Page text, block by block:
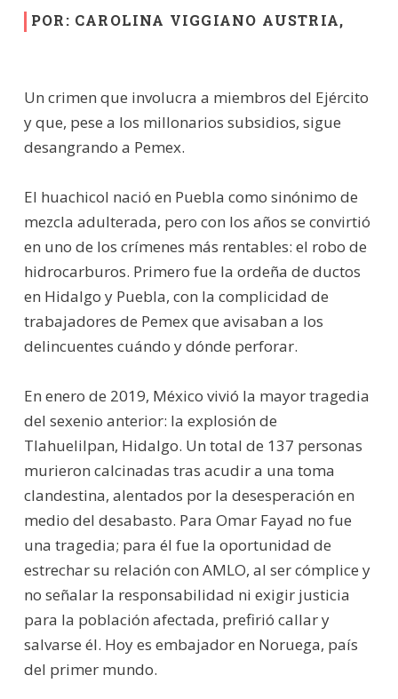
POR: CAROLINA VIGGIANO AUSTRIA,
Un crimen que involucra a miembros del Ejército
y que, pese a los millonarios subsidios, sigue
desangrando a Pemex.
El huachicol nació en Puebla como sinónimo de
mezcla adulterada, pero con los años se convirtió
en uno de los crímenes más rentables: el robo de
hidrocarburos. Primero fue la ordeña de ductos
en Hidalgo y Puebla, con la complicidad de
trabajadores de Pemex que avisaban a los
delincuentes cuándo y dónde perforar.
En enero de 2019, México vivió la mayor tragedia
del sexenio anterior: la explosión de
Tlahuelilpan, Hidalgo. Un total de 137 personas
murieron calcinadas tras acudir a una toma
clandestina, alentados por la desesperación en
medio del desabasto. Para Omar Fayad no fue
una tragedia; para él fue la oportunidad de
estrechar su relación con AMLO, al ser cómplice y
no señalar la responsabilidad ni exigir justicia
para la población afectada, prefirió callar y
salvarse él. Hoy es embajador en Noruega, país
del primer mundo.